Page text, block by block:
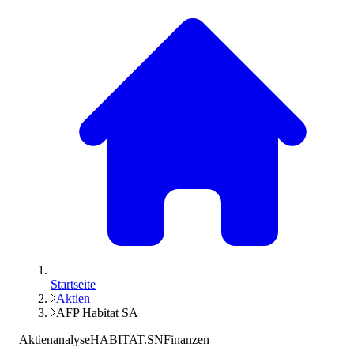
Startseite
Aktien
AFP Habitat SA
AktienanalyseHABITAT.SNFinanzen